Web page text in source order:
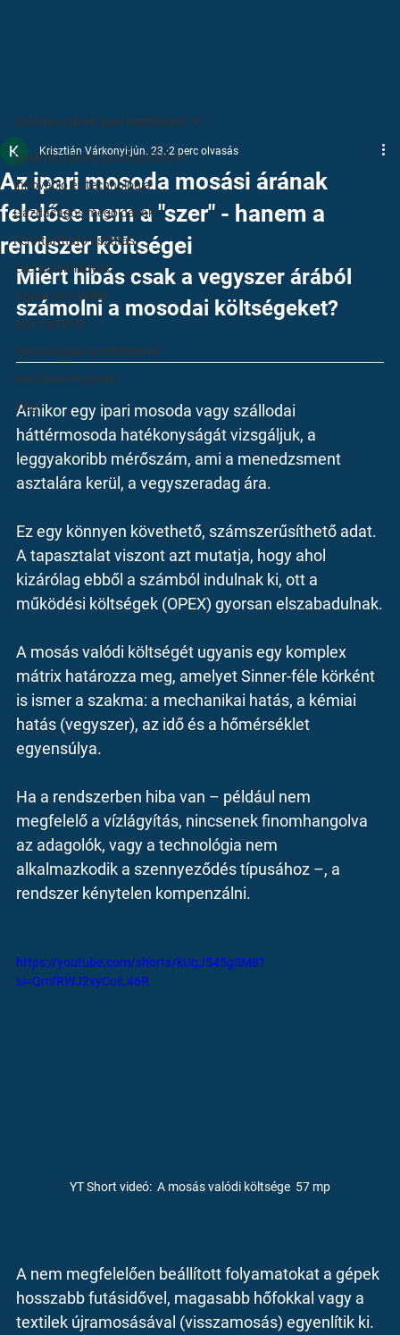
Szakmai cikkek ipari tisztításról
Innováció és technológia
Gazdaságos megoldások
Fenntartható tisztítás
Esettanulmányok
Tippek és trükkök
Ipari tisztítás
Technológiai tisztítószerek
Patrónus Program
Vlog
Szakmai cikkek ipari tisztításról
Az ipari mosoda mosási árának
felelőse nem a "szer" - hanem a
rendszer költségei
Krisztián Várkonyi jún. 23. 2 perc olvasás
Miért hibás csak a vegyszer árából
számolni a mosodai költségeket?
Amikor egy ipari mosoda vagy szállodai
háttérmosoda hatékonyságát vizsgáljuk, a
leggyakoribb mérőszám, ami a menedzsment
asztalára kerül, a vegyszeradag ára.
Ez egy könnyen követhető, számszerűsíthető adat.
A tapasztalat viszont azt mutatja, hogy ahol
kizárólag ebből a számból indulnak ki, ott a
működési költségek (OPEX) gyorsan elszabadulnak.
A mosás valódi költségét ugyanis egy komplex
mátrix határozza meg, amelyet Sinner-féle körként
is ismer a szakma: a mechanikai hatás, a kémiai
hatás (vegyszer), az idő és a hőmérséklet
egyensúlya.
Ha a rendszerben hiba van – például nem
megfelelő a vízlágyítás, nincsenek finomhangolva
az adagolók, vagy a technológia nem
alkalmazkodik a szennyeződés típusához –, a
rendszer kénytelen kompenzálni.
https://youtube.com/shorts/kUqJ545gSM8?
si=QmfRWJ2xyCoiL46R
YT Short videó:  A mosás valódi költsége  57 mp
A nem megfelelően beállított folyamatokat a gépek
hosszabb futásidővel, magasabb hőfokkal vagy a
textilek újramosásával (visszamosás) egyenlítik ki.